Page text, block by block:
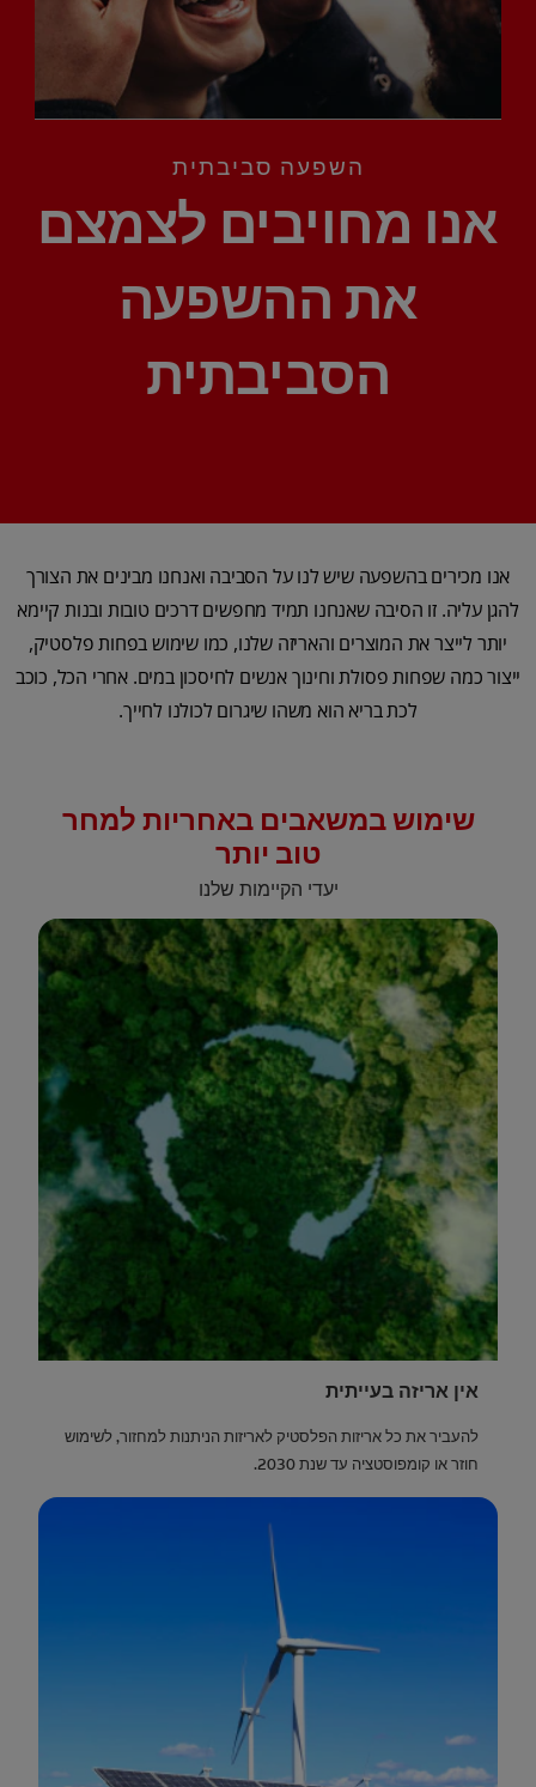
לאנשי המקצוע
השפעה סביבתית
אנו מחויבים לצמצם
את ההשפעה
הסביבתית
אנו מכירים בהשפעה שיש לנו על הסביבה ואנחנו מבינים את הצורך
להגן עליה. זו הסיבה שאנחנו תמיד מחפשים דרכים טובות ובנות קיימא
יותר לייצר את המוצרים והאריזה שלנו, כמו שימוש בפחות פלסטיק,
ייצור כמה שפחות פסולת וחינוך אנשים לחיסכון במים. אחרי הכל, כוכב
לכת בריא הוא משהו שיגרום לכולנו לחייך.
שימוש במשאבים באחריות למחר
טוב יותר
יעדי הקיימות שלנו
אין אריזה בעייתית
להעביר את כל אריזות הפלסטיק לאריזות הניתנות למחזור, לשימוש
חוזר או קומפוסטציה עד שנת 2030.